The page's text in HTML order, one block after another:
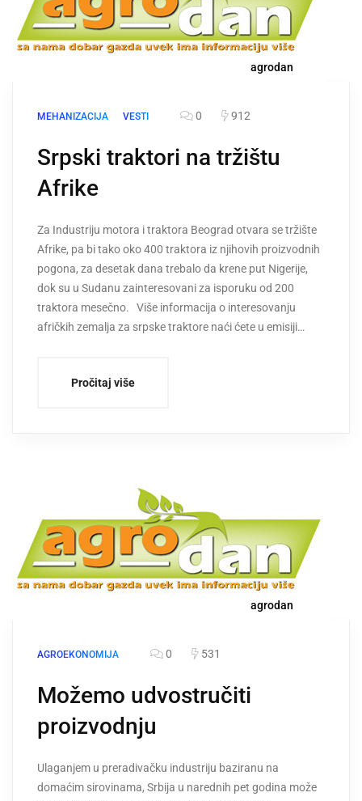
agrodan
MEHANIZACIJA VESTI 0 912
Srpski traktori na tržištu
Afrike
Za Industriju motora i traktora Beograd otvara se tržište
Afrike, pa bi tako oko 400 traktora iz njihovih proizvodnih
pogona, za desetak dana trebalo da krene put Nigerije,
dok su u Sudanu zainteresovani za isporuku od 200
traktora mesečno. Više informacija o interesovanju
afričkih zemalja za srpske traktore naći ćete u emisiji…
Pročitaj više
agrodan
AGROEKONOMIJA 0 531
Možemo udvostručiti
proizvodnju
Ulaganjem u preradivačku industriju baziranu na
domaćim sirovinama, Srbija u narednih pet godina može